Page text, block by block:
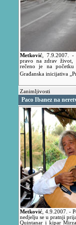
Metković 7.9.2007. -
pravo na zdrav život,
rečeno je na
Građanska inicijativa
Zanimljivosti
Paco Ibanez na
Metković ,4.9.2007.-
nedjelju se u pratnji
Quintanar i kipar